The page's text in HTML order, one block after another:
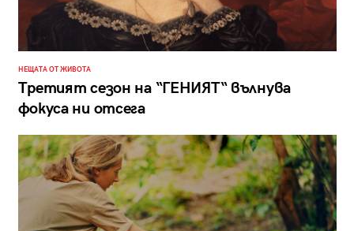
НЕЩАТА ОТ ЖИВОТА
Третият сезон на “ГЕНИЯТ“ вълнува
фокуса ни отсега